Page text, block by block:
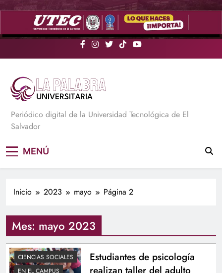
Saltar
La Palabra Universitaria
Periódico digital de la Universidad Tecnológica de El
Salvador
MENÚ
Inicio 2023 mayo Página 2
Mes: mayo 2023
CIENCIAS SOCIALES
EN EL CAMPUS
Estudiantes de psicología